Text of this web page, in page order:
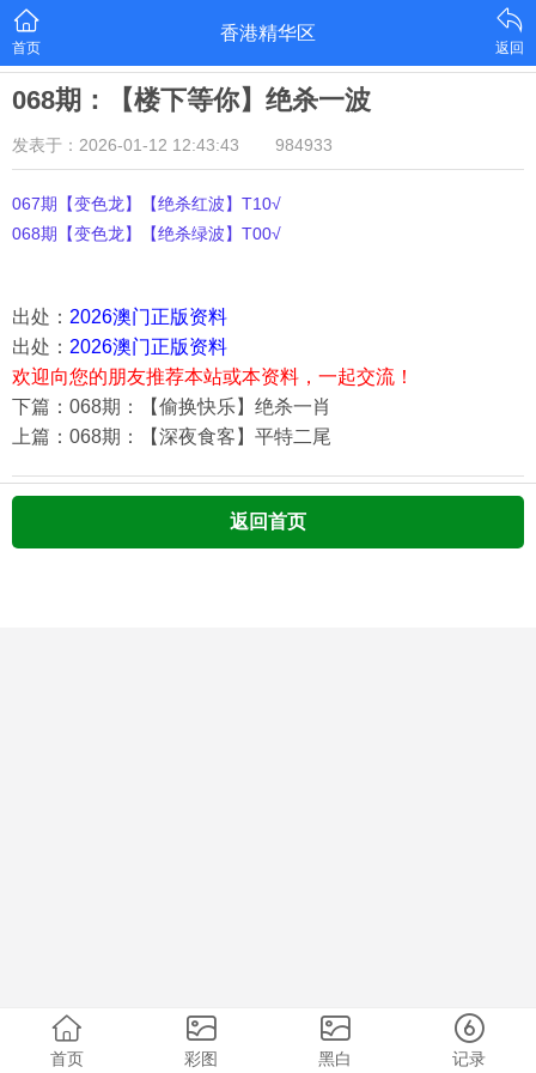
首页
香港精华区
返回
068期：【楼下等你】绝杀一波
发表于：2026-01-12 12:43:43 984933
067期【变色龙】【绝杀红波】T10√
068期【变色龙】【绝杀绿波】T00√
出处： 2026澳门正版资料
出处： 2026澳门正版资料
欢迎向您的朋友推荐本站或本资料，一起交流！
下篇：068期：【偷换快乐】绝杀一肖
上篇：068期：【深夜食客】平特二尾
返回首页
首页 彩图 黑白 记录